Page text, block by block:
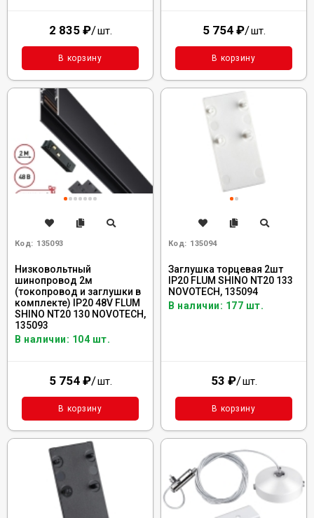
2 835 ₽/шт.
В корзину
5 754 ₽/шт.
В корзину
Код: 135093
Низковольтный
шинопровод 2м
(токопровод и заглушки в
комплекте) IP20 48V FLUM
SHINO NT20 130 NOVOTECH,
135093
В наличии: 104 шт.
5 754 ₽/шт.
В корзину
Код: 135094
Заглушка торцевая 2шт
IP20 FLUM SHINO NT20 133
NOVOTECH, 135094
В наличии: 177 шт.
53 ₽/шт.
В корзину